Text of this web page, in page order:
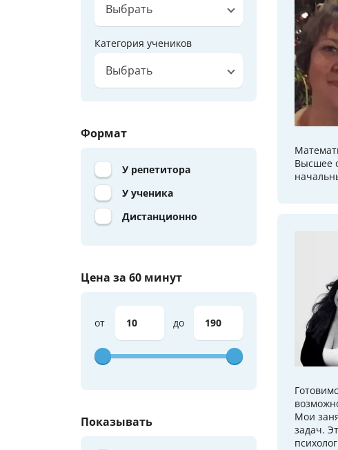
Выбрать
Категория учеников
Выбрать
Формат
У репетитора
У ученика
Дистанционно
Цена за 60 минут
от до
Показывать
Высшее
Мои
задач.